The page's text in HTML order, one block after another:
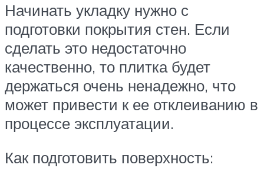
Начинать укладку нужно с
подготовки покрытия стен. Если
сделать это недостаточно
качественно, то плитка будет
держаться очень ненадежно, что
может привести к ее отклеиванию в
процессе эксплуатации.
Как подготовить поверхность: